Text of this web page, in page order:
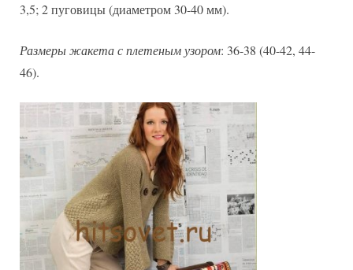
3,5; 2 пуговицы (диаметром 30-40 мм).
Размеры жакета с плетеным узором: 36-38 (40-42, 44-
46).